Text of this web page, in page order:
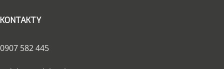
KONTAKTY
0907 582 445